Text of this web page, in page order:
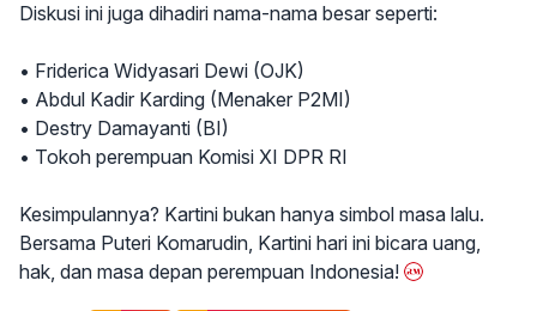
Diskusi ini juga dihadiri nama-nama besar seperti:
• Friderica Widyasari Dewi (OJK)
• Abdul Kadir Karding (Menaker P2MI)
• Destry Damayanti (BI)
• Tokoh perempuan Komisi XI DPR RI
Kesimpulannya? Kartini bukan hanya simbol masa lalu.
Bersama Puteri Komarudin, Kartini hari ini bicara uang,
hak, dan masa depan perempuan Indonesia!